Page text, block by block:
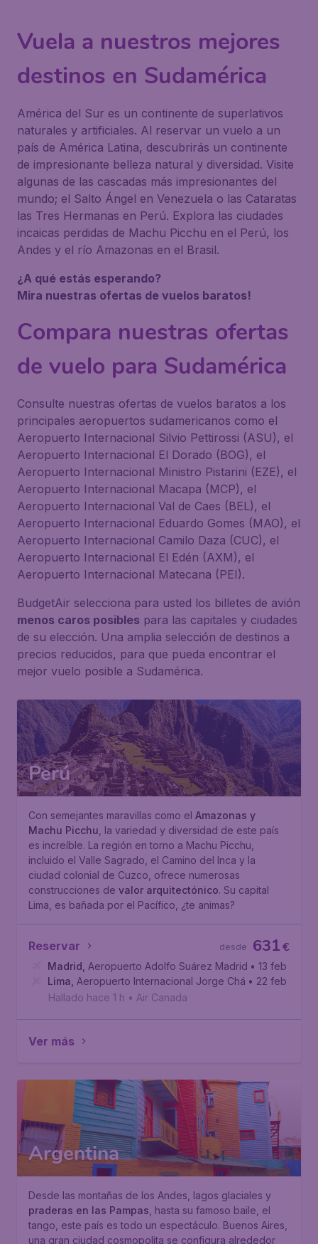
Vuela a nuestros mejores
destinos en Sudamérica
América del Sur es un continente de superlativos
naturales y artificiales. Al reservar un vuelo a un
país de América Latina, descubrirás un continente
de impresionante belleza natural y diversidad. Visite
algunas de las cascadas más impresionantes del
mundo; el Salto Ángel en Venezuela o las Cataratas
las Tres Hermanas en Perú. Explora las ciudades
incaicas perdidas de Machu Picchu en el Perú, los
Andes y el río Amazonas en el Brasil.
¿A qué estás esperando?
Mira nuestras ofertas de vuelos baratos!
Compara nuestras ofertas
de vuelo para Sudamérica
Consulte nuestras ofertas de vuelos baratos a los
principales aeropuertos sudamericanos como el
Aeropuerto Internacional Silvio Pettirossi (ASU), el
Aeropuerto Internacional El Dorado (BOG), el
Aeropuerto Internacional Ministro Pistarini (EZE), el
Aeropuerto Internacional Macapa (MCP), el
Aeropuerto Internacional Val de Caes (BEL), el
Aeropuerto Internacional Eduardo Gomes (MAO), el
Aeropuerto Internacional Camilo Daza (CUC), el
Aeropuerto Internacional El Edén (AXM), el
Aeropuerto Internacional Matecana (PEI).
BudgetAir selecciona para usted los billetes de avión
menos caros posibles para las capitales y ciudades
de su elección. Una amplia selección de destinos a
precios reducidos, para que pueda encontrar el
mejor vuelo posible a Sudamérica.
Perú
Con semejantes maravillas como el Amazonas y
Machu Picchu , la variedad y diversidad de este país
es increíble. La región en torno a Machu Picchu,
incluido el Valle Sagrado, el Camino del Inca y la
ciudad colonial de Cuzco, ofrece numerosas
construcciones de valor arquitectónico. Su capital
Lima, es bañada por el Pacífico, ¿te animas?
Reservar €
631
desde
Madrid Aeropuerto Adolfo Suárez Madrid-Barajas
• 13 feb
Lima Aeropuerto Internacional Jorge Chávez• 22 feb
Hallado hace 1 h • Air Canada
Ver más
Argentina
Desde las montañas de los Andes, lagos glaciales y
praderas en las Pampas , hasta su famoso baile, el
tango, este país es todo un espectáculo. Buenos Aires,
una gran ciudad cosmopolita se configura alrededor